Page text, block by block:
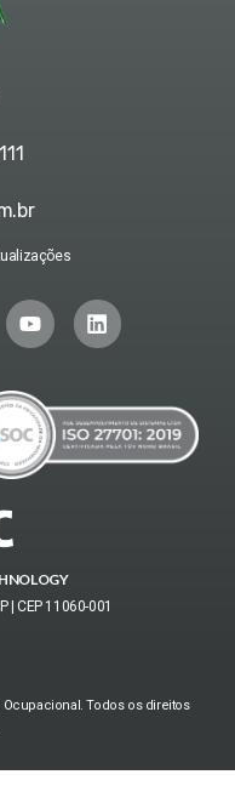
| CEP 11060-001
Ocupacional. Todos os direitos